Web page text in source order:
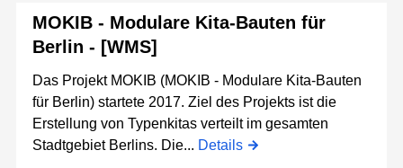
MOKIB - Modulare Kita-Bauten für
Berlin - [WMS]
Das Projekt MOKIB (MOKIB - Modulare Kita-Bauten
für Berlin) startete 2017. Ziel des Projekts ist die
Erstellung von Typenkitas verteilt im gesamten
Stadtgebiet Berlins. Die... Details